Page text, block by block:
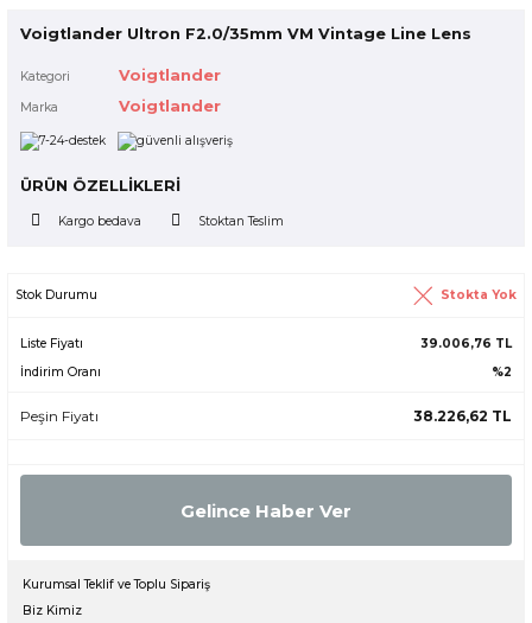
Voigtlander Ultron F2.0/35mm VM Vintage Line Lens
Kategori Voigtlander
Marka Voigtlander
ÜRÜN ÖZELLİKLERİ
Kargo bedava Stoktan Teslim
Stok Durumu Stokta Yok
Liste Fiyatı
39.006,76 TL
İndirim Oranı
%2
Peşin Fiyatı 38.226,62 TL
Gelince Haber Ver
Kurumsal Teklif ve Toplu Sipariş
Biz Kimiz